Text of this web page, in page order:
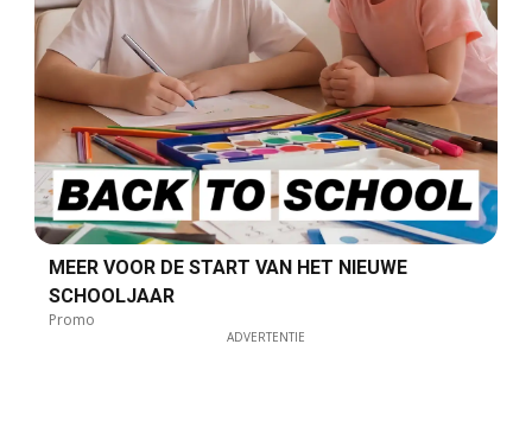
MEER VOOR DE START VAN HET NIEUWE
SCHOOLJAAR
Promo
ADVERTENTIE